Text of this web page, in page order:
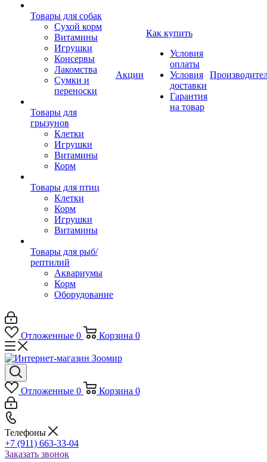
Товары для собак
Cухой корм
Витамины
Игрушки
Консервы
Лакомства
Сумки и
переноски
Товары для
грызунов
Клетки
Игрушки
Витамины
Корм
Товары для птиц
Клетки
Корм
Игрушки
Витамины
Товары для рыб/
рептилий
Аквариумы
Корм
Оборудование
Акции
Как купить
Условия
оплаты
Условия
доставки
Гарантия
на товар
Отложенные 0 Корзина 0
Отложенные 0 Корзина 0
Телефоны
+7 (911) 663-33-04
Заказать звонок